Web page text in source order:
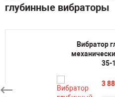
глубинные вибраторы
Вибратор
35-
3